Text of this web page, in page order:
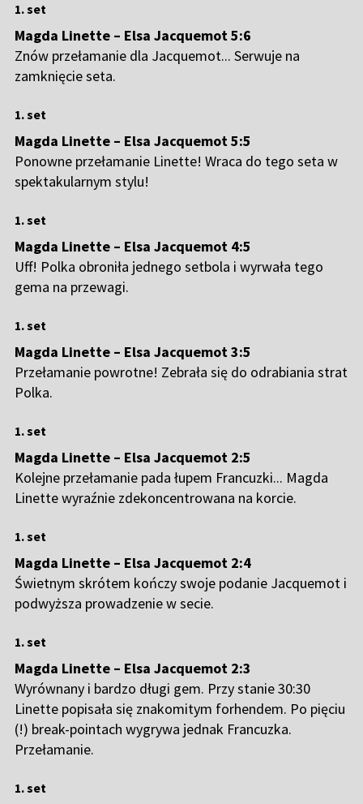
1. set
Magda Linette – Elsa Jacquemot 5:6
Znów przełamanie dla Jacquemot... Serwuje na
zamknięcie seta.
1. set
Magda Linette – Elsa Jacquemot 5:5
Ponowne przełamanie Linette! Wraca do tego seta w
spektakularnym stylu!
1. set
Magda Linette – Elsa Jacquemot 4:5
Uff! Polka obroniła jednego setbola i wyrwała tego
gema na przewagi.
1. set
Magda Linette – Elsa Jacquemot 3:5
Przełamanie powrotne! Zebrała się do odrabiania strat
Polka.
1. set
Magda Linette – Elsa Jacquemot 2:5
Kolejne przełamanie pada łupem Francuzki... Magda
Linette wyraźnie zdekoncentrowana na korcie.
1. set
Magda Linette – Elsa Jacquemot 2:4
Świetnym skrótem kończy swoje podanie Jacquemot i
podwyższa prowadzenie w secie.
1. set
Magda Linette – Elsa Jacquemot 2:3
Wyrównany i bardzo długi gem. Przy stanie 30:30
Linette popisała się znakomitym forhendem. Po pięciu
(!) break-pointach wygrywa jednak Francuzka.
Przełamanie.
1. set